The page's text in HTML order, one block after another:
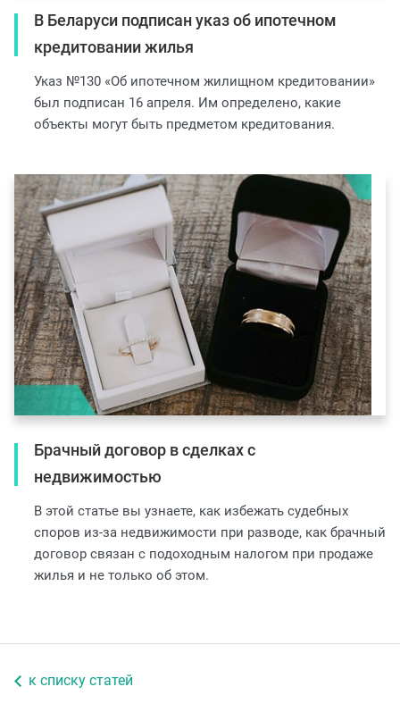
В Беларуси подписан указ об ипотечном
кредитовании жилья
Указ №130 «Об ипотечном жилищном кредитовании»
был подписан 16 апреля. Им определено, какие
объекты могут быть предметом кредитования.
Брачный договор в сделках с
недвижимостью
В этой статье вы узнаете, как избежать судебных
споров из-за недвижимости при разводе, как брачный
договор связан с подоходным налогом при продаже
жилья и не только об этом.
к списку статей